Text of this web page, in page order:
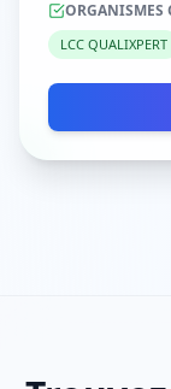
ORGANISMES
LCC QUALIXPERT